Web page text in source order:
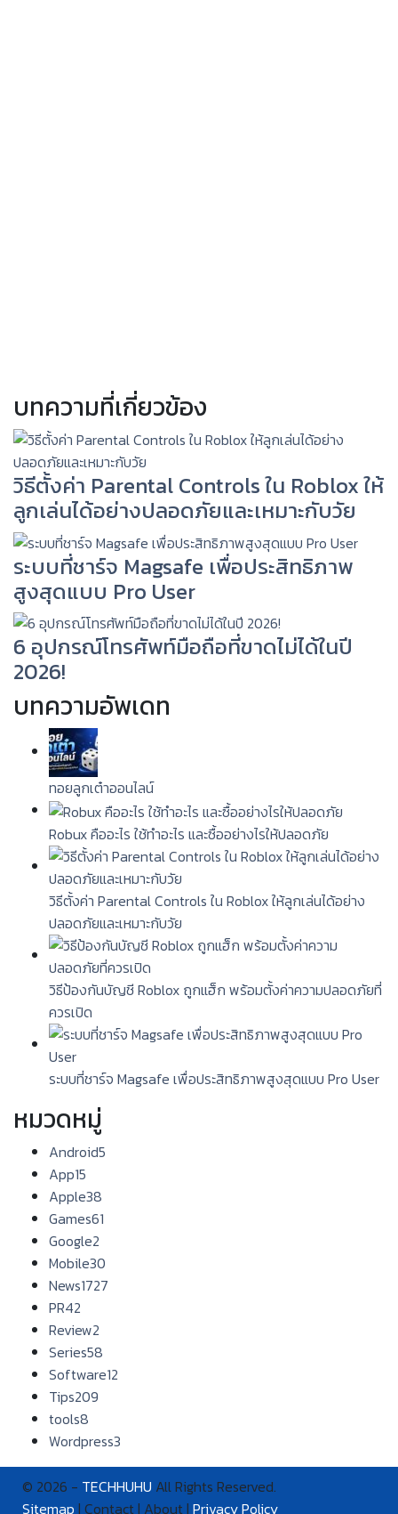
บทความที่เกี่ยวข้อง
วิธีตั้งค่า Parental Controls ใน Roblox ให้
ลูกเล่นได้อย่างปลอดภัยและเหมาะกับวัย
ระบบที่ชาร์จ Magsafe เพื่อประสิทธิภาพ
สูงสุดแบบ Pro User
6 อุปกรณ์โทรศัพท์มือถือที่ขาดไม่ได้ในปี
2026!
บทความอัพเดท
ทอยลูกเต๋าออนไลน์
Robux คืออะไร ใช้ทำอะไร และซื้ออย่างไรให้ปลอดภัย
วิธีตั้งค่า Parental Controls ใน Roblox ให้ลูกเล่นได้อย่าง
ปลอดภัยและเหมาะกับวัย
วิธีป้องกันบัญชี Roblox ถูกแฮ็ก พร้อมตั้งค่าความปลอดภัยที่
ควรเปิด
ระบบที่ชาร์จ Magsafe เพื่อประสิทธิภาพสูงสุดแบบ Pro User
หมวดหมู่
Android5
App15
Apple38
Games61
Google2
Mobile30
News1727
PR42
Review2
Series58
Software12
Tips209
tools8
Wordpress3
© 2026 - TECHHUHU All Rights Reserved.
Sitemap | Contact | About | Privacy Policy